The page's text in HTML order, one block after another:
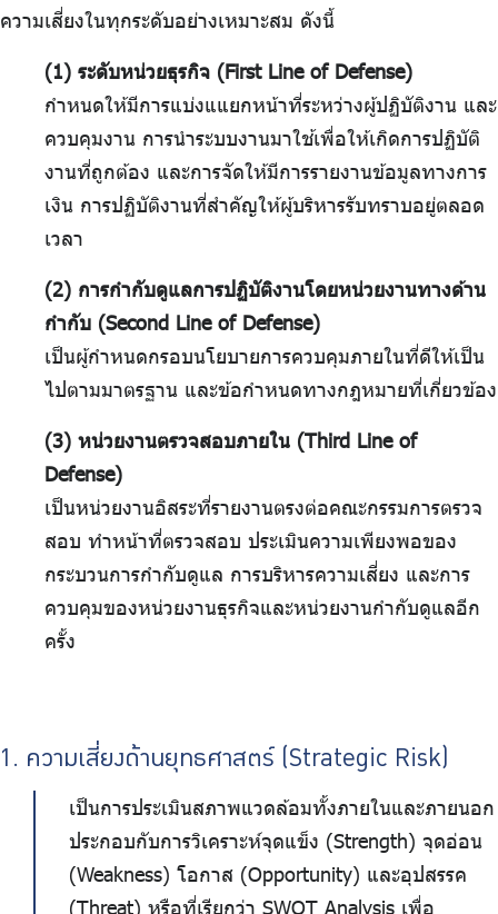
ความเสี่ยงในทุกระดับอย่างเหมาะสม ดังนี้
(1) ระดับหน่วยธุรกิจ (First Line of Defense)
กำหนดให้มีการแบ่งแแยกหน้าที่ระหว่างผู้ปฏิบัติงาน และ
ควบคุมงาน การนำระบบงานมาใช้เพื่อให้เกิดการปฏิบัติ
งานที่ถูกต้อง และการจัดให้มีการรายงานข้อมูลทางการ
เงิน การปฏิบัติงานที่สำคัญให้ผู้บริหารรับทราบอยู่ตลอด
เวลา
(2) การกำกับดูแลการปฏิบัติงานโดยหน่วยงานทางด้าน
กำกับ (Second Line of Defense)
เป็นผู้กำหนดกรอบนโยบายการควบคุมภายในที่ดีให้เป็น
ไปตามมาตรฐาน และข้อกำหนดทางกฎหมายที่เกี่ยวข้อง
(3) หน่วยงานตรวจสอบภายใน (Third Line of
Defense)
เป็นหน่วยงานอิสระที่รายงานตรงต่อคณะกรรมการตรวจ
สอบ ทําหน้าที่ตรวจสอบ ประเมินความเพียงพอของ
กระบวนการกํากับดูแล การบริหารความเสี่ยง และการ
ควบคุมของหน่วยงานธุรกิจและหน่วยงานกํากับดูแลอีก
ครั้ง
1. ความเสี่ยงด้านยุทธศาสตร์ (Strategic Risk)
เป็นการประเมินสภาพแวดล้อมทั้งภายในและภายนอก
ประกอบกับการวิเคราะห์จุดแข็ง (Strength) จุดอ่อน
(Weakness) โอกาส (Opportunity) และอุปสรรค
(Threat) หรือที่เรียกว่า SWOT Analysis เพื่อ